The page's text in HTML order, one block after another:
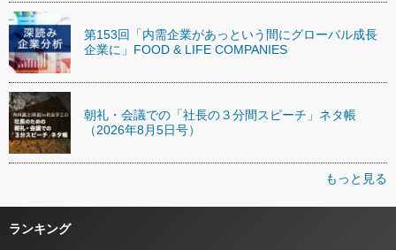
第153回「内需企業があっという間にグローバル成長
企業に」FOOD & LIFE COMPANIES
朝礼・会議での「社長の３分間スピーチ」ネタ帳
（2026年8月5日号）
もっと見る
ランキング